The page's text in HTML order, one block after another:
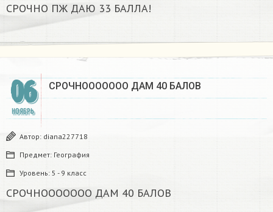
СРОЧНО ПЖ ДАЮ 33 БАЛЛА!‍‍‍‍‍‍‍‍‍‍‍‍‍
06
НОЯБРЬ
СРОЧНООООООО ДАМ 40 БАЛОВ
Автор: diana227718
Предмет: География
Уровень: 5 - 9 класс
СРОЧНООООООО ДАМ 40 БАЛОВ